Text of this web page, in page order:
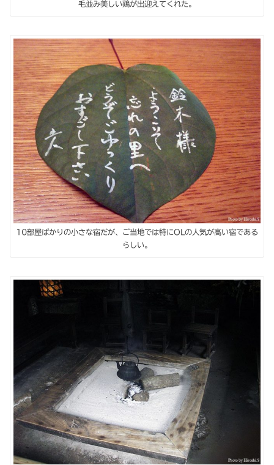
毛並み美しい鶏が出迎えてくれた。
10部屋ばかりの小さな宿だが、ご当地では特にOLの人気が高い宿である
らしい。